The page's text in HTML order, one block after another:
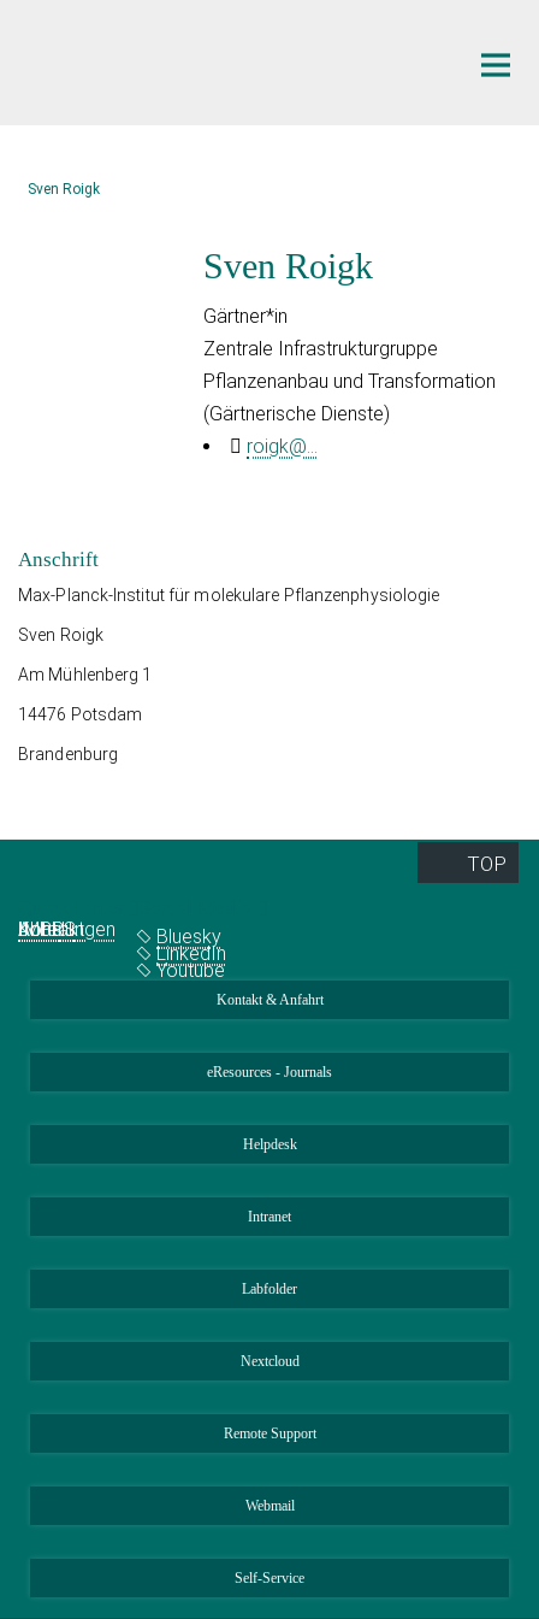
Sven Roigk
Sven Roigk
Gärtner*in
Zentrale Infrastrukturgruppe
Pflanzenanbau und Transformation
(Gärtnerische Dienste)
roigk@...
Anschrift
Max-Planck-Institut für molekulare Pflanzenphysiologie
Sven Roigk
Am Mühlenberg 1
14476 Potsdam
Brandenburg
TOP
Abteilungen
IMPRS
Jobs
Kontakt
Bluesky
LinkedIn
Youtube
Kontakt & Anfahrt
eResources - Journals
Helpdesk
Intranet
Labfolder
Nextcloud
Remote Support
Webmail
Self-Service